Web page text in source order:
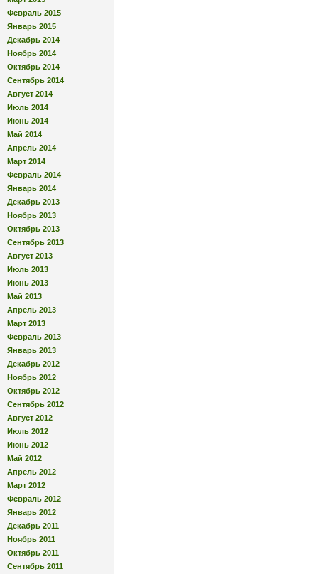
Февраль 2015
Январь 2015
Декабрь 2014
Ноябрь 2014
Октябрь 2014
Сентябрь 2014
Август 2014
Июль 2014
Июнь 2014
Май 2014
Апрель 2014
Март 2014
Февраль 2014
Январь 2014
Декабрь 2013
Ноябрь 2013
Октябрь 2013
Сентябрь 2013
Август 2013
Июль 2013
Июнь 2013
Май 2013
Апрель 2013
Март 2013
Февраль 2013
Январь 2013
Декабрь 2012
Ноябрь 2012
Октябрь 2012
Сентябрь 2012
Август 2012
Июль 2012
Июнь 2012
Май 2012
Апрель 2012
Март 2012
Февраль 2012
Январь 2012
Декабрь 2011
Ноябрь 2011
Октябрь 2011
Сентябрь 2011